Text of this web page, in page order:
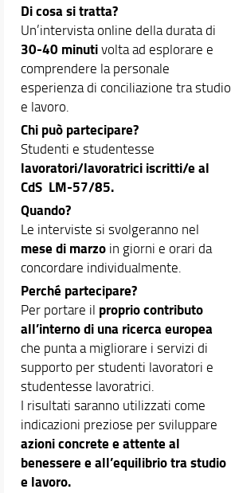
Di cosa si tratta?
Un’intervista online della durata di
30-40 minutivolta ad esplorare e
comprendere la personale
esperienza di conciliazione tra studio
e lavoro.
Chi può partecipare?
Studenti e studentesse
lavoratori/lavoratrici iscritti/e al
CdS LM-57/85.
Quando?
Le interviste si svolgeranno nel
mese di marzoin giorni e orari da
concordare individualmente.
Perché partecipare?
Per portare il proprio contributo
all’interno di una ricerca europea
che punta a migliorare i servizi di
supporto per studenti lavoratori e
studentesse lavoratrici.
I risultati saranno utilizzati come
indicazioni preziose per sviluppare
azioni concrete e attente al
benessere e all’equilibrio tra studio
e lavoro.